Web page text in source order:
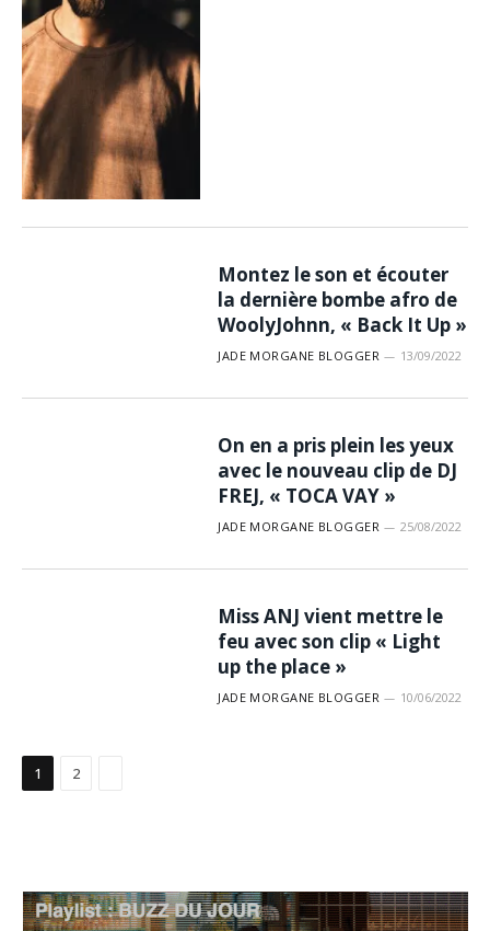
Montez le son et écouter
la dernière bombe afro de
WoolyJohnn, « Back It Up »
JADE MORGANE BLOGGER 13/09/2022
On en a pris plein les yeux
avec le nouveau clip de DJ
FREJ, « TOCA VAY »
JADE MORGANE BLOGGER 25/08/2022
Miss ANJ vient mettre le
feu avec son clip « Light
up the place »
JADE MORGANE BLOGGER 10/06/2022
1 2